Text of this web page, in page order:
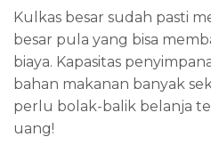
Kulkas besar sudah pasti
besar pula yang bisa
biaya. Kapasitas
bahan makanan banyak
perlu bolak-balik belanja
uang!